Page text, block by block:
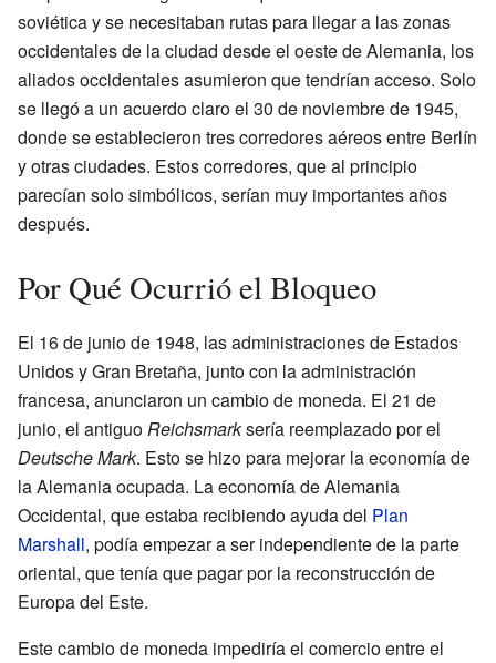
soviética y se necesitaban rutas para llegar a las zonas
occidentales de la ciudad desde el oeste de Alemania, los
aliados occidentales asumieron que tendrían acceso. Solo
se llegó a un acuerdo claro el 30 de noviembre de 1945,
donde se establecieron tres corredores aéreos entre Berlín
y otras ciudades. Estos corredores, que al principio
parecían solo simbólicos, serían muy importantes años
después.
Por Qué Ocurrió el Bloqueo
El 16 de junio de 1948, las administraciones de Estados
Unidos y Gran Bretaña, junto con la administración
francesa, anunciaron un cambio de moneda. El 21 de
junio, el antiguoReichsmarksería reemplazado por el
Deutsche Mark. Esto se hizo para mejorar la economía de
la Alemania ocupada. La economía de Alemania
Occidental, que estaba recibiendo ayuda del Plan
Marshall, podía empezar a ser independiente de la parte
oriental, que tenía que pagar por la reconstrucción de
Europa del Este.
Este cambio de moneda impediría el comercio entre el